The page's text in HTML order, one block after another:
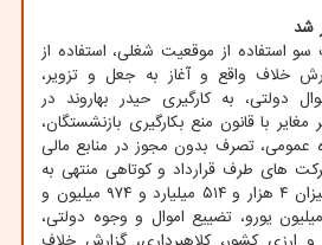
شد
سو استفاده از موقعیت شغلی، استفاده از
خلاف واقع و آغاز به جعل و تزویر،
دولتی، به کارگیری حیدر بهاروند در
مغایر با قانون منع بکارگیری بازنشستگان،
عمومی، تصرف بدون مجوز در منابع مالی
های طرف قرارداد و کوتاهی منتهی به
تضییع وجوه عمومی به میزان ۴ هزار و ۵۱۴ میلیارد و ۹۷۴ میلیون و
۴۷هزار و ۲۴۵ ریال و ۱۰ میلیون یورو، تضییع اموال و وجوه دولتی،